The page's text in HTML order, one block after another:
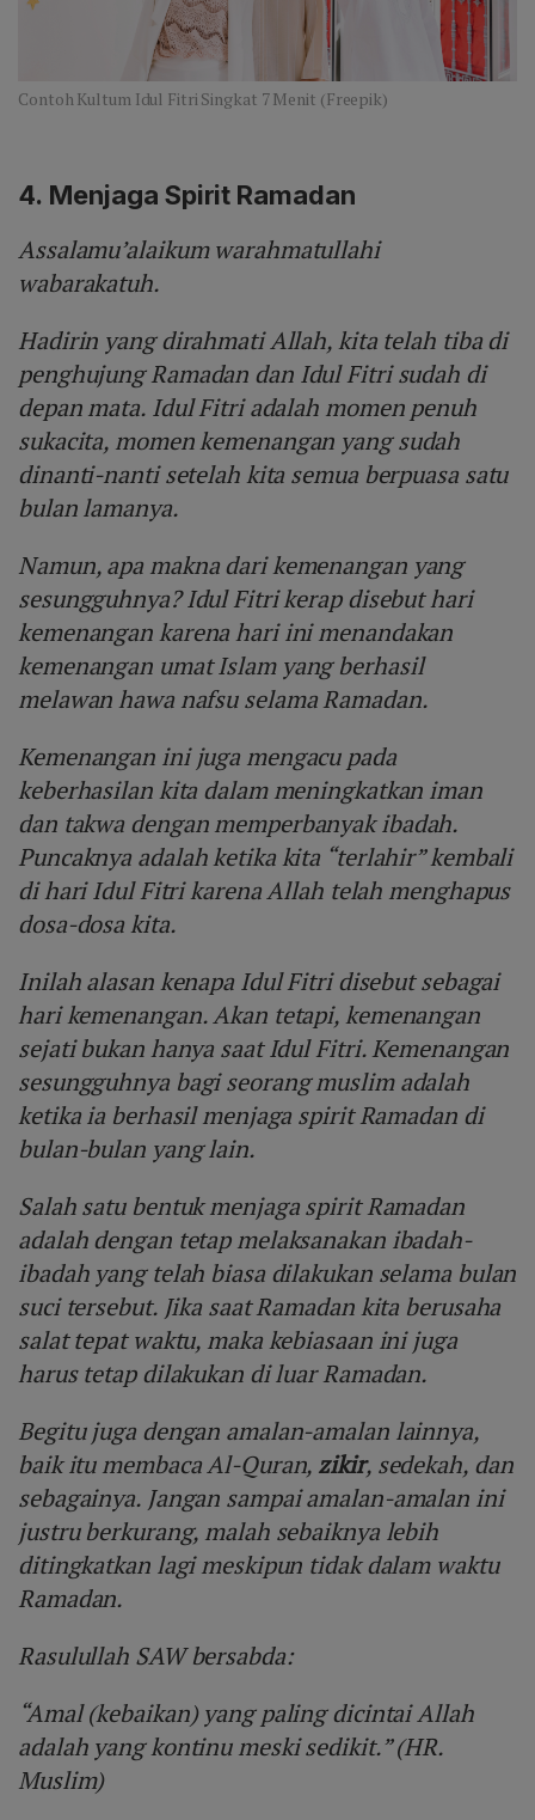
Contoh Kultum Idul Fitri Singkat 7 Menit (Freepik)
4. Menjaga Spirit Ramadan
Assalamu’alaikum warahmatullahi
wabarakatuh.
Hadirin yang dirahmati Allah, kita telah tiba di
penghujung Ramadan dan Idul Fitri sudah di
depan mata. Idul Fitri adalah momen penuh
sukacita, momen kemenangan yang sudah
dinanti-nanti setelah kita semua berpuasa satu
bulan lamanya.
Namun, apa makna dari kemenangan yang
sesungguhnya? Idul Fitri kerap disebut hari
kemenangan karena hari ini menandakan
kemenangan umat Islam yang berhasil
melawan hawa nafsu selama Ramadan.
Kemenangan ini juga mengacu pada
keberhasilan kita dalam meningkatkan iman
dan takwa dengan memperbanyak ibadah.
Puncaknya adalah ketika kita “terlahir” kembali
di hari Idul Fitri karena Allah telah menghapus
dosa-dosa kita.
Inilah alasan kenapa Idul Fitri disebut sebagai
hari kemenangan. Akan tetapi, kemenangan
sejati bukan hanya saat Idul Fitri. Kemenangan
sesungguhnya bagi seorang muslim adalah
ketika ia berhasil menjaga spirit Ramadan di
bulan-bulan yang lain.
Salah satu bentuk menjaga spirit Ramadan
adalah dengan tetap melaksanakan ibadah-
ibadah yang telah biasa dilakukan selama bulan
suci tersebut. Jika saat Ramadan kita berusaha
salat tepat waktu, maka kebiasaan ini juga
harus tetap dilakukan di luar Ramadan.
Begitu juga dengan amalan-amalan lainnya,
baik itu membaca Al-Quran, zikir, sedekah, dan
sebagainya. Jangan sampai amalan-amalan ini
justru berkurang, malah sebaiknya lebih
ditingkatkan lagi meskipun tidak dalam waktu
Ramadan.
Rasulullah SAW bersabda:
“Amal (kebaikan) yang paling dicintai Allah
adalah yang kontinu meski sedikit.” (HR.
Muslim)